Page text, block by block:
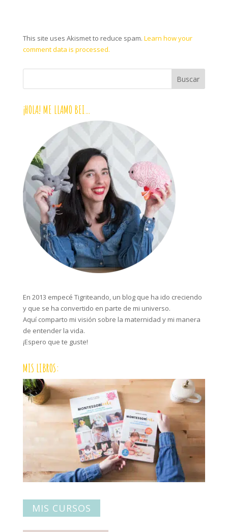
This site uses Akismet to reduce spam. Learn how your
comment data is processed.
¡HOLA! ME LLAMO BEI…
En 2013 empecé Tigriteando, un blog que ha ido creciendo
y que se ha convertido en parte de mi universo.
Aquí comparto mi visión sobre la maternidad y mi manera
de entender la vida.
¡Espero que te guste!
MIS LIBROS:
MIS CURSOS